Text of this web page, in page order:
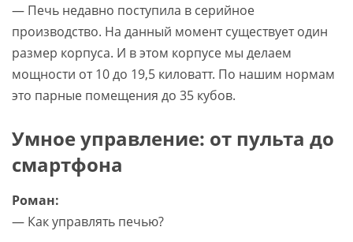
— Печь недавно поступила в серийное
производство. На данный момент существует один
размер корпуса. И в этом корпусе мы делаем
мощности от 10 до 19,5 киловатт. По нашим нормам
это парные помещения до 35 кубов.
Умное управление: от пульта до
смартфона
Роман:
— Как управлять печью?